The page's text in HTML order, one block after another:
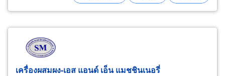
sme ตอบโจทย์การใช้งานในหลาย
เครื่องผสมผง-เอส แอนด์ เอ็น แมชชินเนอรี่